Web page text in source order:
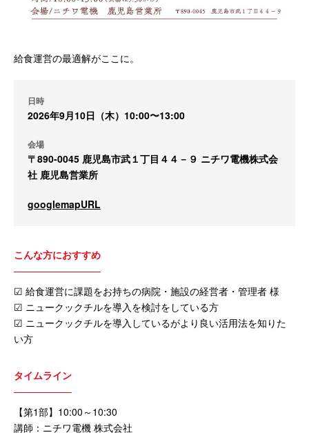
給食運営の最適解がここに。
日時
2026年9月10日（木）10:00〜13:00
会場
〒890-0045 鹿児島市武１丁目４４－９ ニチワ電機株式会
社 鹿児島営業所
googlemapURL
こんな方におすすめ
☑ 給食運営に課題をお持ちの病院・施設の経営者・管理者 様
☑ ニュークックチルを導入を検討をしている方
☑ ニュークックチルを導入しているがより良い活用法を知りた
い方
タイムライン
【第1部】10:00～10:30
講師：ニチワ電機 株式会社